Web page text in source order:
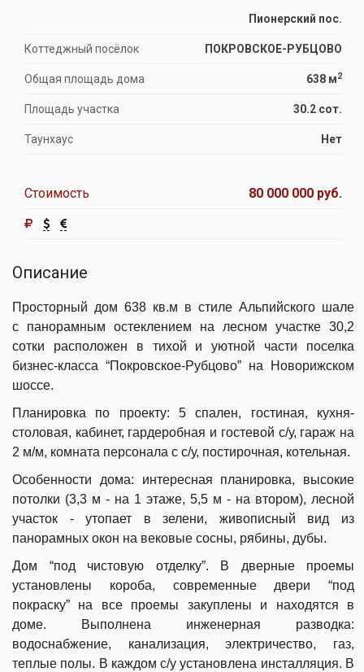
Пионерский пос.
Коттеджный посёлок ПОКРОВСКОЕ-РУБЦОВО
Общая площадь дома 638 м2
Площадь участка 30.2 сот.
Таунхаус Нет
Стоимость 80 000 000 руб.
Описание
Просторный дом 638 кв.м в стиле Альпийского шале
с панорамным остеклением на лесном участке 30,2
сотки расположен в тихой и уютной части поселка
бизнес-класса “Покровское-Рубцово” на Новорижском
шоссе.
Планировка по проекту: 5 спален, гостиная, кухня-
столовая, кабинет, гардеробная и гостевой с/у, гараж на
2 м/м, комната персонала с с/у, постирочная, котельная.
Особенности дома: интересная планировка, высокие
потолки (3,3 м - на 1 этаже, 5,5 м - на втором), лесной
участок - утопает в зелени, живописный вид из
панорамных окон на вековые сосны, рябины, дубы.
Дом “под чистовую отделку”. В дверные проемы
установлены короба, современные двери “под
покраску” на все проемы закуплены и находятся в
доме. Выполнена инженерная разводка:
водоснабжение, канализация, электричество, газ,
теплые полы. В каждом с/у установлена инсталляция. В